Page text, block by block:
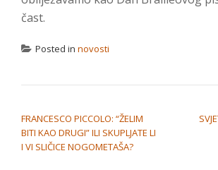
čast.
Posted in novosti
FRANCESCO PICCOLO: “ŽELIM
BITI KAO DRUGI” ILI SKUPLJATE LI
I VI SLIČICE NOGOMETAŠA?